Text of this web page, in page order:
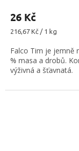
26 Kč
Měrná
216,67 Kč / 1 kg
Falco Tim je jemně
% masa a drobů.
výživná a šťavnatá.